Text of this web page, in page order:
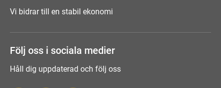
Vi bidrar till en stabil ekonomi
Följ oss i sociala medier
Håll dig uppdaterad och följ oss